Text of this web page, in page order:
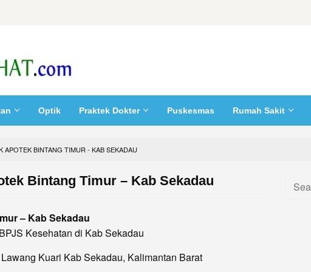
Optik Praktek Dokter Puskesmas Rumah Sakit
APOTEK BINTANG TIMUR - KAB SEKADAU
Bintang Timur – Kab Sekadau
– Kab Sekadau
Kesehatan di Kab Sekadau
Kuari Kab Sekadau, Kalimantan Barat